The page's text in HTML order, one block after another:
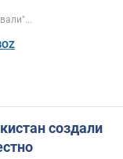
создали